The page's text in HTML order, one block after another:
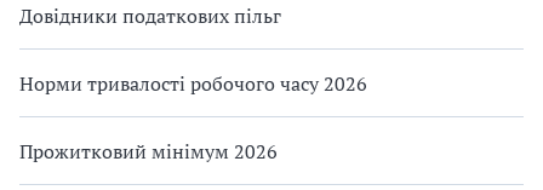
Довідники податкових пільг
Норми тривалості робочого часу 2026
Прожитковий мінімум 2026